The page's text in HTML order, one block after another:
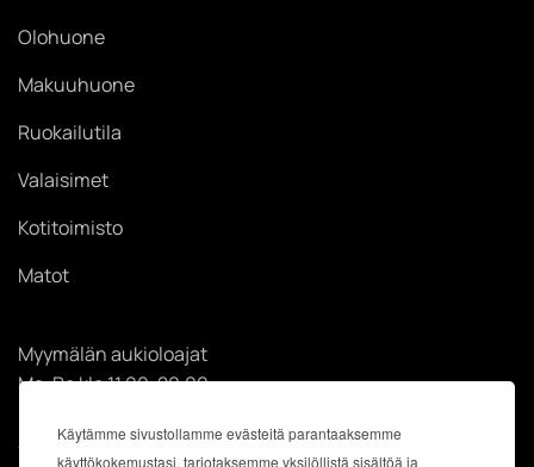
Käytämme sivustollamme evästeitä parantaaksemme
käyttökokemustasi, tarjotaksemme yksilöllistä sisältöä ja
Olohuone
Makuuhuone
Ruokailutila
Valaisimet
Kotitoimisto
Matot
Myymälän aukioloajat
Ma-Pe klo 11.00-20.00
Su klo 12.00-18.00